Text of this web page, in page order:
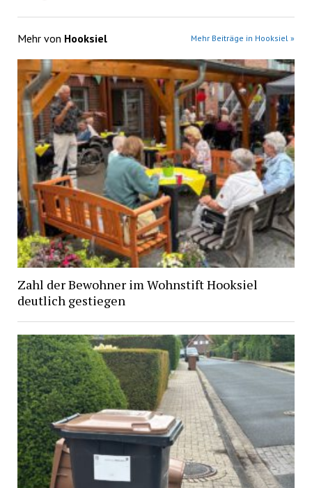
Mehr von Hooksiel Mehr Beiträge in Hooksiel »
Zahl der Bewohner im Wohnstift Hooksiel
deutlich gestiegen